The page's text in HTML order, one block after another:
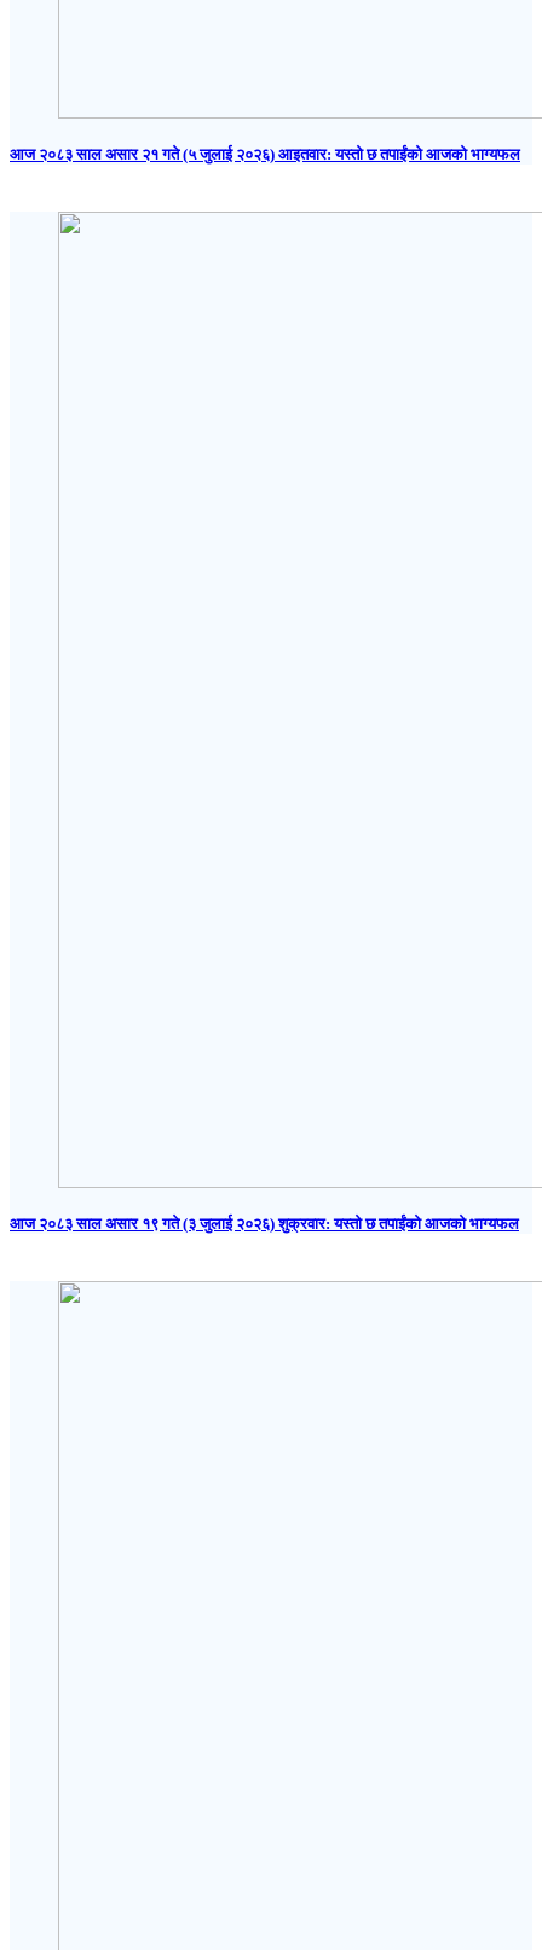
आज २०८३ साल असार २१ गते (५ जुलाई २०२६) आइतवार: यस्तो छ तपाईंको आजको भाग्यफल
आज २०८३ साल असार १९ गते (३ जुलाई २०२६) शुक्रवार: यस्तो छ तपाईंको आजको भाग्यफल